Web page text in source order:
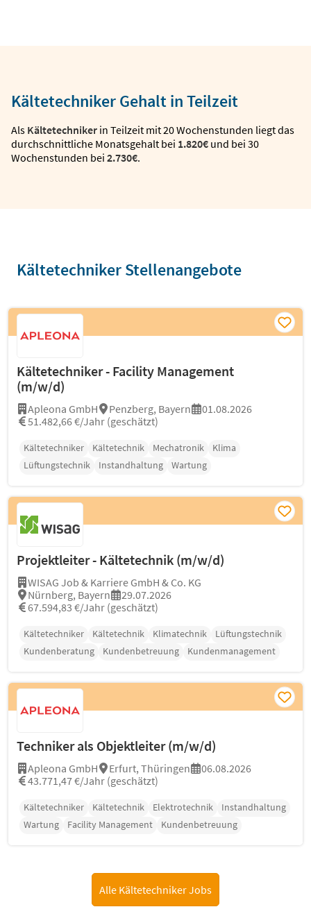
Kältetechniker Gehalt in Teilzeit
Als Kältetechniker in Teilzeit mit 20 Wochenstunden liegt das
durchschnittliche Monatsgehalt bei 1.820€ und bei 30
Wochenstunden bei 2.730€.
Kältetechniker Stellenangebote
Kältetechniker - Facility Management
(m/w/d)
Apleona GmbH Penzberg, Bayern
01.08.2026
51.482,66 €/Jahr (geschätzt)
Kältetechniker Kältetechnik Mechatronik
Klima
Lüftungstechnik
Instandhaltung Wartung
Projektleiter - Kältetechnik (m/w/d)
WISAG Job & Karriere GmbH & Co. KG
Nürnberg, Bayern
29.07.2026
67.594,83 €/Jahr (geschätzt)
Kältetechniker Kältetechnik Klimatechnik
Lüftungstechnik
Kundenberatung
Kundenbetreuung Kundenmanagement
Techniker als Objektleiter (m/w/d)
Apleona GmbH Erfurt, Thüringen
06.08.2026
43.771,47 €/Jahr (geschätzt)
Kältetechniker Kältetechnik Elektrotechnik
Instandhaltung
Wartung
Facility Management Kundenbetreuung
Alle Kältetechniker Jobs